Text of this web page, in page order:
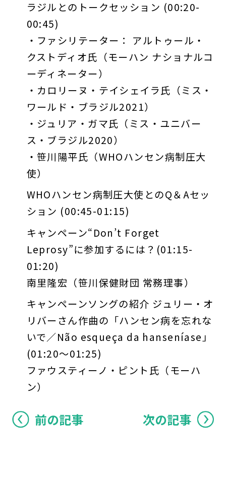
ラジルとのトークセッション (00:20-
00:45)
・ファシリテーター： アルトゥール・
クストディオ氏（モーハン ナショナルコ
ーディネーター）
・カロリーヌ・テイシェイラ氏（ミス・
ワールド・ブラジル2021）
・ジュリア・ガマ氏（ミス・ユニバー
ス・ブラジル2020）
・笹川陽平氏（WHOハンセン病制圧大
使）
WHOハンセン病制圧大使とのQ＆Aセッ
ション (00:45-01:15)
キャンペーン“Don’t Forget
Leprosy”に参加するには？(01:15-
01:20)
南里隆宏（笹川保健財団 常務理事）
キャンペーンソングの紹介 ジュリー・オ
リバーさん作曲の「ハンセン病を忘れな
いで／Não esqueça da hanseníase」
(01:20～01:25)
ファウスティーノ・ピント氏（モーハ
ン）
前の記事 次の記事